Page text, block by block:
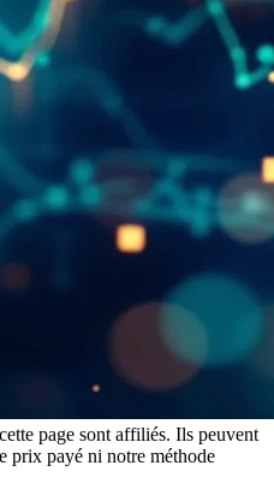
page sont affiliés. Ils peuvent
prix payé ni notre méthode